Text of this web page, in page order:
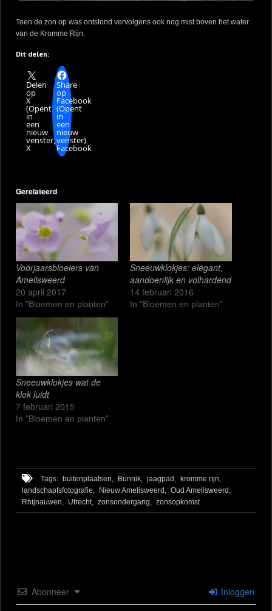
Toen de zon op was ontstond vervolgens ook nog mist boven het water
van de Kromme Rijn.
Dit delen:
Delen
op
X
(Opent
in
een
nieuw
venster)
X
Share
op
Facebook
(Opent
in
een
nieuw
venster)
Facebook
Gerelateerd
Voorjaarsbloeiers van
Amelisweerd
20 april 2017
In "Bloemen en planten"
Sneeuwklokjes: elegant,
aandoenlijk en volhardend
14 februari 2016
In "Bloemen en planten"
Sneeuwklokjes wat de
klok luidt
7 februari 2015
In "Bloemen en planten"
Tags: buitenplaatsen, Bunnik, jaagpad,
kromme rijn,
landschapfsfotografie,
Nieuw Amelisweerd,
Oud Amelisweerd,
Rhijnauwen,
Utrecht, zonsondergang, zonsopkomst
Abonneer Inloggen